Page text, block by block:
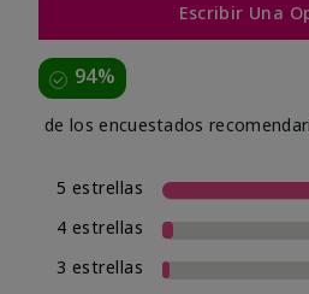
Escribir Una
94%
de los encuestados
5 estrellas
4 estrellas
3 estrellas